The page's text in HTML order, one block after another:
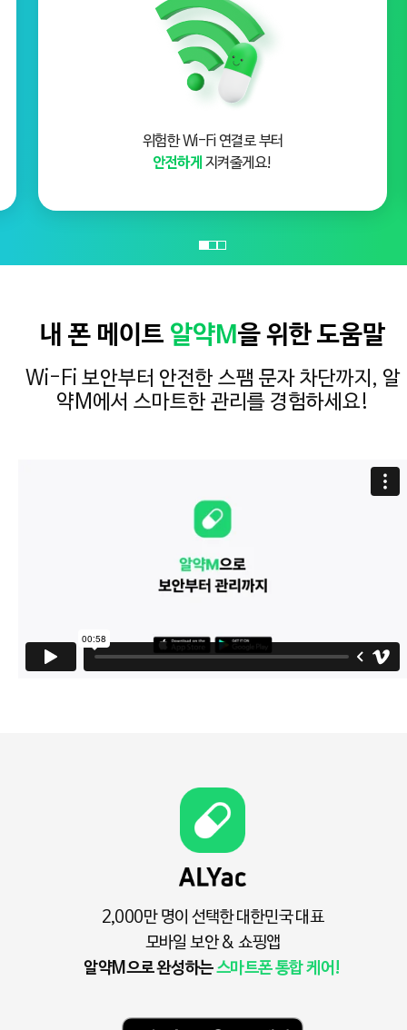
위험한 Wi-Fi 연결로 부터
안전하게 지켜줄게요!
내 폰 메이트 알약M을 위한 도움말
Wi-Fi 보안부터 안전한 스팸 문자 차단까지, 알
약M에서 스마트한 관리를 경험하세요!
2,000만 명이 선택한 대한민국 대표
모바일 보안 & 쇼핑앱
알약M으로 완성하는스마트폰 통합 케어!